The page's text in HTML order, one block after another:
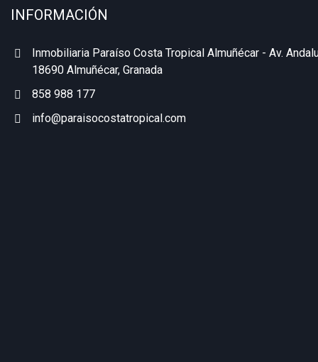
INFORMACIÓN
Inmobiliaria Paraíso Costa Tropical Almuñécar - Av.
18690 Almuñécar, Granada
858 988 177
info@paraisocostatropical.com